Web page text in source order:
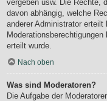
vergeben usw. Die Rechte,
davon abhängig, welche
anderer Administrator
erteilt wurde.
Nach oben
Was sind Moderatoren?
Die Aufgabe der